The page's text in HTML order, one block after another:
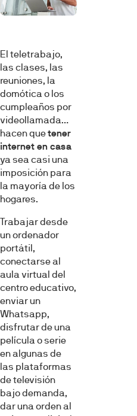
El teletrabajo,
las clases, las
reuniones, la
domótica o los
cumpleaños por
videollamada…
hacen quetener
internet en casa
ya sea casi una
imposición para
la mayoría de los
hogares.
Trabajar desde
un ordenador
portátil,
conectarse al
aula virtual del
centro educativo,
enviar un
Whatsapp,
disfrutar de una
película o serie
en algunas de
las plataformas
de televisión
bajo demanda,
dar una orden al